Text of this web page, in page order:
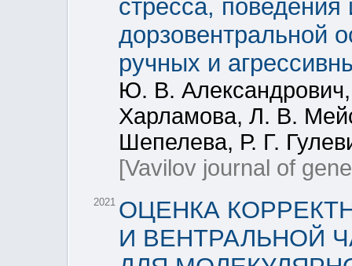
стресса, поведения
дорзовентральной
ручных и
Ю. В.
Харламова, Л. В.
Шепелева, Р. Г.
[Vavilov journal of
2021 ОЦЕНКА
И ВЕНТРАЛЬНОЙ